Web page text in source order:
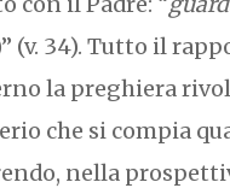
(v. 34). Tutto il
la preghiera
che si compia
nella